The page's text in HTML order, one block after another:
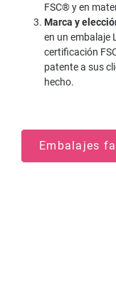
FSC® y en
Marca y
en un embalaje
certificación
patente a sus
hecho.
Embalajes